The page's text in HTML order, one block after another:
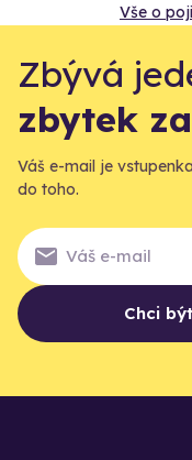
Vše o
Zbývá
zbytek
Váš e-mail je
do toho.
Chci